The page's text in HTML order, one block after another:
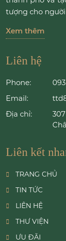
tượng cho
Xem thêm
Liên hệ
Phone:
Email:
Địa chỉ:
Liên kết
TRANG CHỦ
TIN TỨC
LIÊN HỆ
THƯ VIỆN
ƯU ĐÃI